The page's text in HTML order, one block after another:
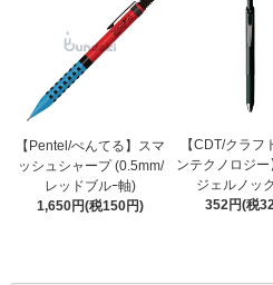
【Pentel/ぺんてる】スマ
ッシュシャープ (0.5mm/
レッドブルｰ軸)
1,650円(税150円)
【CDT/クラフ
ンテクノロジー
ジェルノッ
352円(税